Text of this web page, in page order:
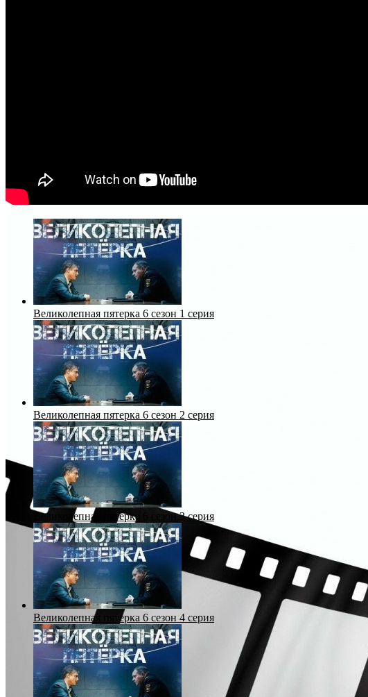
Великолепная пятерка 6 сезон 1 серия
Великолепная пятерка 6 сезон 2 серия
Великолепная пятерка 6 сезон 3 серия
Великолепная пятерка 6 сезон 4 серия